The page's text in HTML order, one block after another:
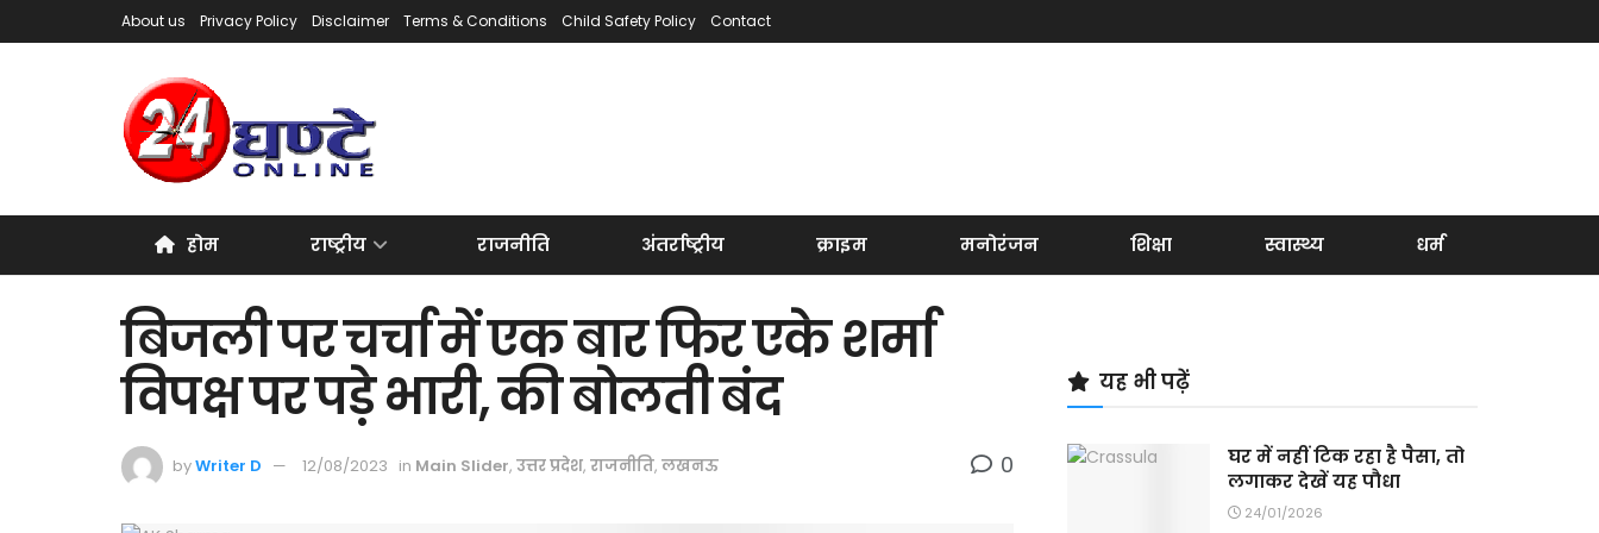
About us Privacy Policy Disclaimer Terms & Conditions Child Safety Policy Contact
होम राष्ट्रीय राजनीति अंतर्राष्ट्रीय क्राइम मनोरंजन शिक्षा स्वास्थ्य धर्म
बिजली पर चर्चा में एक बार फिर एके शर्मा
विपक्ष पर पड़े भारी, की बोलती बंद
byWriter D 12/08/2023 in Main Slider, उत्तर प्रदेश, राजनीति, लखनऊ 0
यह भी पढ़ें
घर में नहीं टिक रहा है पैसा, तो
लगाकर देखें यह पौधा
24/01/2026